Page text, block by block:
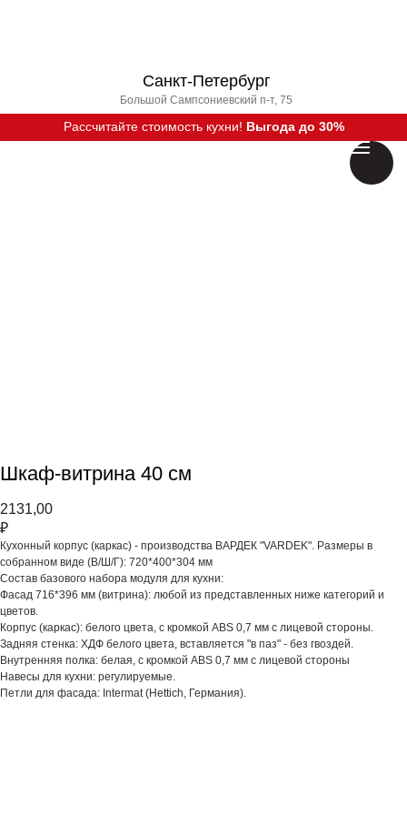
Санкт-Петербург
Большой Сампсониевский п-т, 75
Рассчитайте стоимость кухни! Выгода до 30%
Шкаф-витрина 40 см
2131,00
₽
Кухонный корпус (каркас) - производства ВАРДЕК "VARDEK". Размеры в
собранном виде (В/Ш/Г): 720*400*304 мм
Состав базового набора модуля для кухни:
Фасад 716*396 мм (витрина): любой из представленных ниже категорий и
цветов.
Корпус (каркас): белого цвета, с кромкой АВS 0,7 мм с лицевой стороны.
Задняя стенка: ХДФ белого цвета, вставляется "в паз" - без гвоздей.
Внутренняя полка: белая, с кромкой АВS 0,7 мм с лицевой стороны
Навесы для кухни: регулируемые.
Петли для фасада: Intermat (Hettich, Германия).